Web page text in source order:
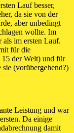
Lauf besser,
da sie von der
aber unbedingt
wollte. Im
als im ersten Lauf.
für die
der Welt) und für
(vorübergehend?)
Leistung und war
Da einige
damit